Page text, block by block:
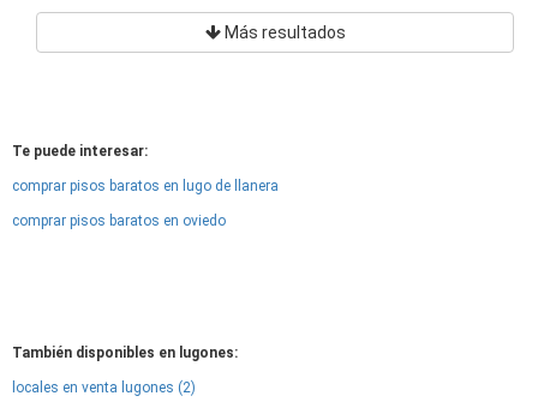
Más resultados
Te puede interesar:
comprar pisos baratos en lugo de llanera
comprar pisos baratos en oviedo
También disponibles en lugones:
locales en venta lugones (2)